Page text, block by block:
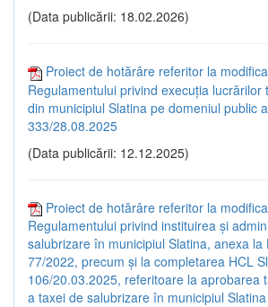
(Data publicării: 18.02.2026)
Proiect de hotărâre referitor la
Regulamentului privind execuția lucrărilor
din municipiul Slatina pe domeniul public
333/28.08.2025
(Data publicării: 12.12.2025)
Proiect de hotărâre referitor la
Regulamentului privind instituirea și
salubrizare în municipiul Slatina, anexa la
77/2022, precum și la completarea HCL
106/20.03.2025, referitoare la aprobarea
a taxei de salubrizare în municipiul Slatina